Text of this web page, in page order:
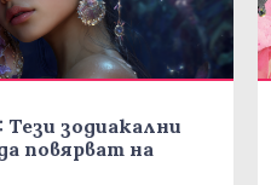
Тези зодиакални
повярват на